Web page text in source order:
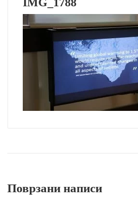
Поврзани написи